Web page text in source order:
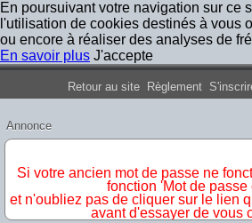
En poursuivant votre navigation sur ce
l'utilisation de cookies destinés à vous
ou encore à réaliser des analyses de
En savoir plus J'accepte
Forum Iron
Retour au site Règlement
Annonce
Si votre ancien mot de passe ne
fonction 'Mot de passe
et n'oubliez pas de cliquer sur le lien
avant d'essayer de vous